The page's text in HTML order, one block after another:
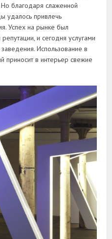
благодаря слаженной
удалось привлечь
Успех на рынке был
и сегодня услугами
Использование в
приносит в интерьер свежие